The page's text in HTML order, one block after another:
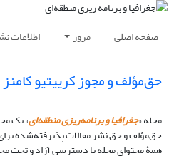
صفحه اصلی مرور اطلاعات
حق‌مؤلف و مجوز کرییتیو کامنز
مجله«جغرافیا و برنامه‌ریزی منطقه‌ای»یک
حق‌مؤلف و حق نشر مقالات پذیرفته‌شده
همۀ محتوای مجله با دسترسی آزاد و تحت